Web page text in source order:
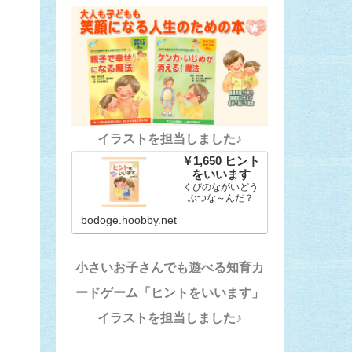
イラストを担当しました♪
￥1,650 ヒント
をいいます
くびのながいどう
ぶつな～んだ？
bodoge.hoobby.net
小さいお子さんでも遊べる知育カ
ードゲーム「ヒントをいいます」
イラストを担当しました♪